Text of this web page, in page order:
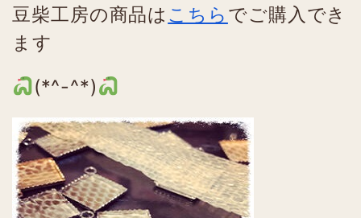
豆柴工房の商品は こちら でご購入でき
ます
(*^-^*)